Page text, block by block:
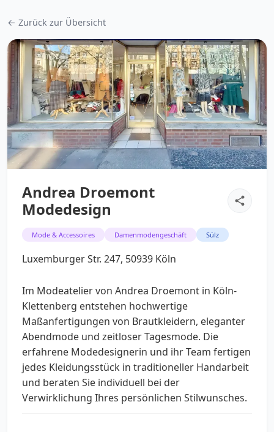
← Zurück zur Übersicht
Andrea Droemont
Modedesign
Mode & Accessoires Damenmodengeschäft Sülz
Luxemburger Str. 247, 50939 Köln
Im Modeatelier von Andrea Droemont in Köln-
Klettenberg entstehen hochwertige
Maßanfertigungen von Brautkleidern, eleganter
Abendmode und zeitloser Tagesmode. Die
erfahrene Modedesignerin und ihr Team fertigen
jedes Kleidungsstück in traditioneller Handarbeit
und beraten Sie individuell bei der
Verwirklichung Ihres persönlichen Stilwunsches.